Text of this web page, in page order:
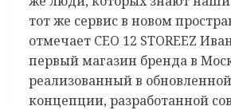
тот же сервис в новом
отмечает CEO 12 STOREEZ
первый магазин бренда в
реализованный в
концепции, разработанной